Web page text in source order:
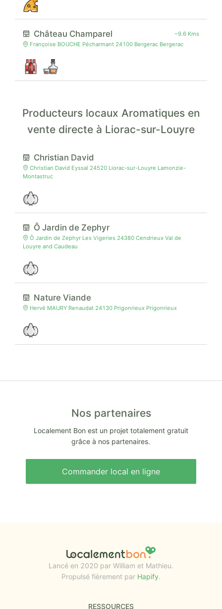
Château Champarel
~9.6 Kms
Françoise BOUCHE Pécharmant 24100 Bergerac Bergerac
Producteurs locaux Aromatiques en
vente directe à Liorac-sur-Louyre
Christian David
Christian David Eyssal 24520 Liorac-sur-Louyre Lamonzie-
Montastruc
Ô Jardin de Zephyr
Ô Jardin de Zephyr Les Vigeries 24380 Cendrieux Val de
Louyre and Caudeau
Nature Viande
Hervé MAURY Renaudat 24130 Prigonrieux Prigonrieux
Nos partenaires
Localement Bon est un projet totalement gratuit
grâce à nos partenaires.
Commander local en ligne
Lancé en 2020 par William et Mathieu.
Propulsé fièrement par Hapify.
RESSOURCES